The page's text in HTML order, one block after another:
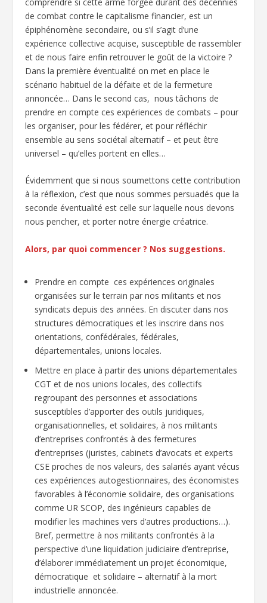
de combat contre le capitalisme financier, est un
épiphénomène secondaire, ou s’il s’agit d’une
expérience collective acquise, susceptible de rassembler
et de nous faire enfin retrouver le goût de la victoire ?
Dans la première éventualité on met en place le
scénario habituel de la défaite et de la fermeture
annoncée… Dans le second cas, nous tâchons de
prendre en compte ces expériences de combats – pour
les organiser, pour les fédérer, et pour réfléchir
ensemble au sens sociétal alternatif – et peut être
universel – qu’elles portent en elles…
Évidemment que si nous soumettons cette contribution
à la réflexion, c’est que nous sommes persuadés que la
seconde éventualité est celle sur laquelle nous devons
nous pencher, et porter notre énergie créatrice.
Alors, par quoi commencer ? Nos suggestions.
Prendre en compte ces expériences originales
organisées sur le terrain par nos militants et nos
syndicats depuis des années. En discuter dans nos
structures démocratiques et les inscrire dans nos
orientations, confédérales, fédérales,
départementales, unions locales.
Mettre en place à partir des unions départementales
CGT et de nos unions locales, des collectifs
regroupant des personnes et associations
susceptibles d’apporter des outils juridiques,
organisationnelles, et solidaires, à nos militants
d’entreprises confrontés à des fermetures
d’entreprises (juristes, cabinets d’avocats et experts
CSE proches de nos valeurs, des salariés ayant vécus
ces expériences autogestionnaires, des économistes
favorables à l’économie solidaire, des organisations
comme UR SCOP, des ingénieurs capables de
modifier les machines vers d’autres productions…).
Bref, permettre à nos militants confrontés à la
perspective d’une liquidation judiciaire d’entreprise,
d’élaborer immédiatement un projet économique,
démocratique et solidaire – alternatif à la mort
industrielle annoncée.